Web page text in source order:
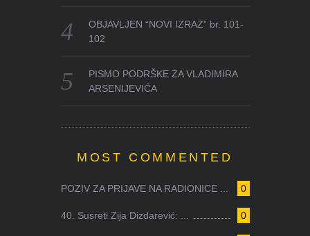
OBJAVLJEN “NOVI IZRAZ” br. 101-
102
PISMO PODRŠKE ZA VLADIMIRA
ARSENIJEVIĆA
MOST COMMENTED
0
POZIV ZA PRIJAVE NA RADIONICE ...
0
40. Susreti Zija Dizdarević: ...